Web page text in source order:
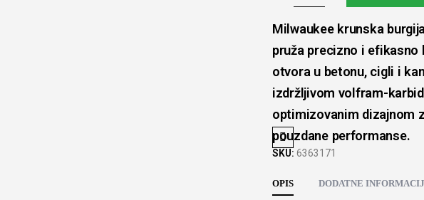
Milwaukee krunska
pruža precizno i efikasno
otvora u betonu, cigli i
izdržljivom volfram-
optimizovanim dizajnom
pouzdane performanse.
SKU: 6363171
OPIS DODATNE